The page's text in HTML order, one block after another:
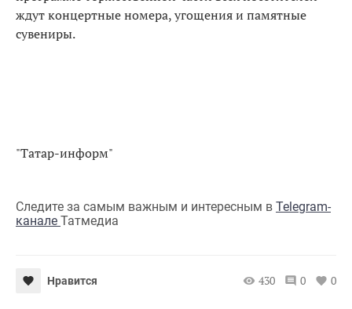
ждут концертные номера, угощения и памятные
сувениры.
"Татар-информ"
Следите за самым важным и интересным в Telegram-
канале Татмедиа
Нравится 430 0 0